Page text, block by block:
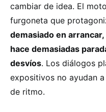
cambiar de idea. El
furgoneta que
demasiado en
hace demasiadas
desvíos. Los diálogos
expositivos no ayudan
de ritmo.